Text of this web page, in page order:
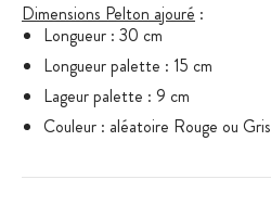
Dimensions Pelton ajouré :
Longueur : 30 cm
Longueur palette : 15 cm
Lageur palette : 9 cm
Couleur : aléatoire Rouge ou Gris